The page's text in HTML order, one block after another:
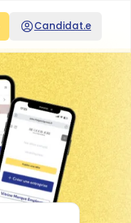
Candidat.e